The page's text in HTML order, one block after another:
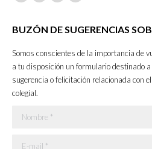
Facebook
opens
new
window
X
opens
new
window
YouTube
opens
new
window
Instagram
opens
in
new
window
BUZÓN DE SUGERENCIAS
Somos conscientes de la importancia de
a tu disposición un formulario destinado a
sugerencia o felicitación relacionada con
colegial.
Nombre *
E-mail *